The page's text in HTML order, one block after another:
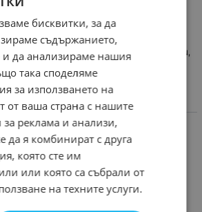
врати.
задни врати.
врати, Fiat Stilo 5D предни и задни,
врати.
бисквитки, за да
съдържанието,
и да анализираме нашия
така споделяме
за използването на
от ваша страна с нашите
за реклама и анализи,
да я комбинират с друга
която сте им
или която са събрали от
на техните услуги.